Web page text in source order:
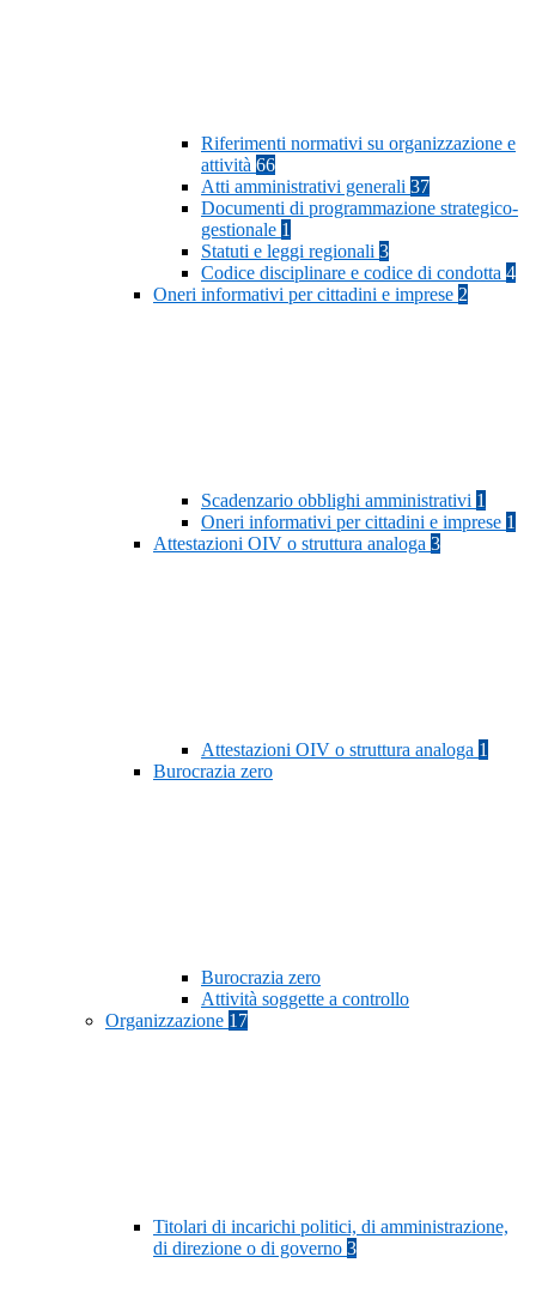
Riferimenti normativi su organizzazione e
attività 66
Atti amministrativi generali 37
Documenti di programmazione strategico-
gestionale 1
Statuti e leggi regionali 3
Codice disciplinare e codice di condotta 4
Oneri informativi per cittadini e imprese 2
Scadenzario obblighi amministrativi 1
Oneri informativi per cittadini e imprese 1
Attestazioni OIV o struttura analoga 3
Attestazioni OIV o struttura analoga 1
Burocrazia zero
Burocrazia zero
Attività soggette a controllo
Organizzazione 17
Titolari di incarichi politici, di amministrazione,
di direzione o di governo 3